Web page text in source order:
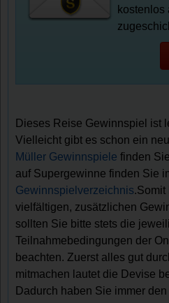
Dieses Reise Gewinnspiel ist
Vielleicht gibt es schon ein
Müller Gewinnspiele finden
auf Supergewinne finden Sie
Gewinnspielverzeichnis.Somit
vielfältigen, zusätzlichen
sollten Sie bitte stets die
Teilnahmebedingungen der
beachten. Zuerst alles gut
mitmachen lautet die Devise
Dadurch haben Sie immer